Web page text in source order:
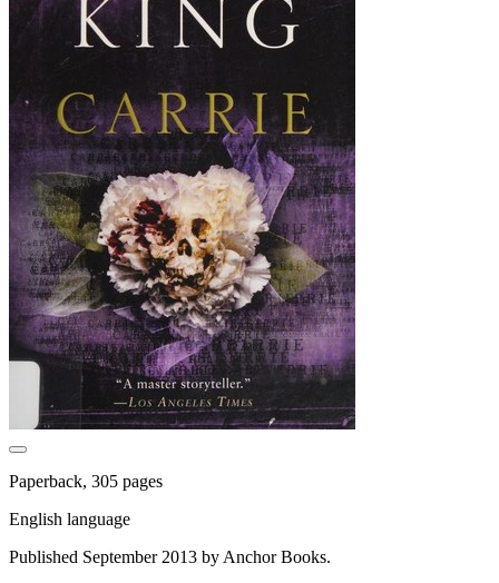
Paperback, 305 pages
English language
Published September 2013 by Anchor Books.